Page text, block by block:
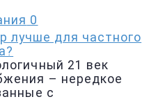
0
лучше для частного
21 век
– нередкое
с